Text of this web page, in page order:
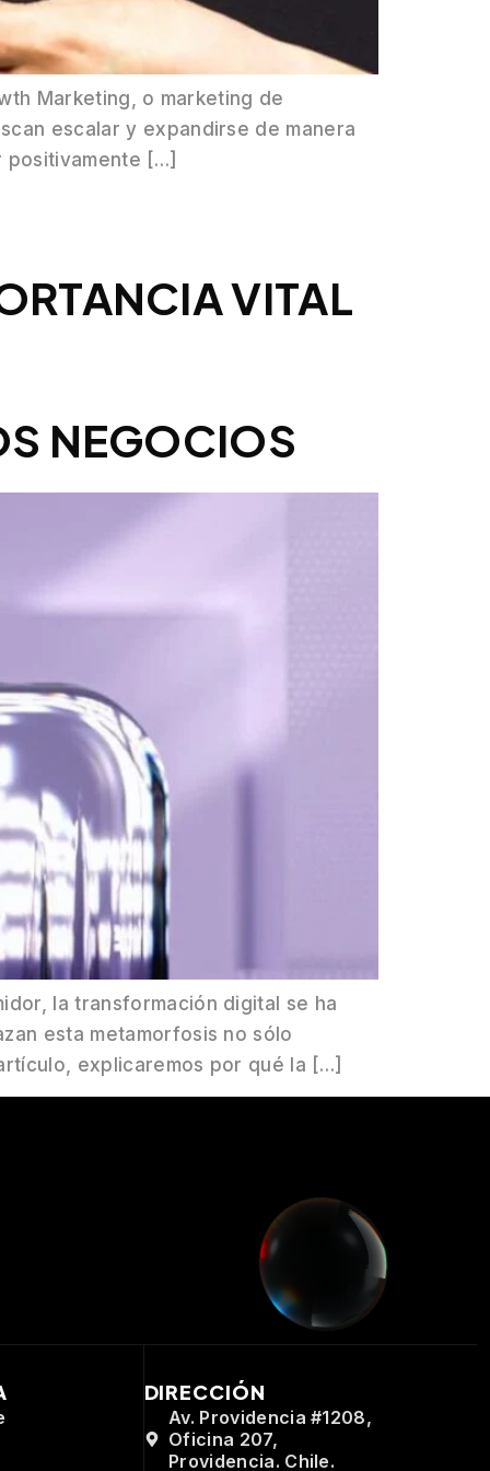
Marketing, o marketing de
escalar y expandirse de manera
positivamente […]
VITAL
NEGOCIOS
la transformación digital se ha
esta metamorfosis no sólo
explicaremos por qué la […]
DIRECCIÓN
Av. Providencia #1208,
Oficina 207,
Providencia. Chile.